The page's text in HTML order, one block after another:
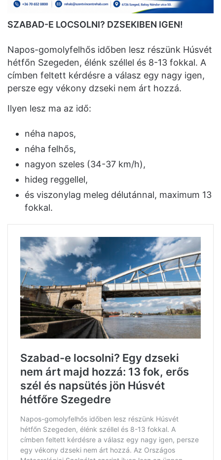
SZABAD-E LOCSOLNI? DZSEKIBEN IGEN!
Napos-gomolyfelhős időben lesz részünk Húsvét
hétfőn Szegeden, élénk széllel és 8-13 fokkal. A
címben feltett kérdésre a válasz egy nagy igen,
persze egy vékony dzseki nem árt hozzá.
Ilyen lesz ma az idő:
néha napos,
néha felhős,
nagyon szeles (34-37 km/h),
hideg reggellel,
és viszonylag meleg délutánnal, maximum 13
fokkal.